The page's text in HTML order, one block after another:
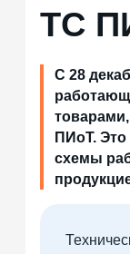
ТС
С 28
ПИоТ.
схемы